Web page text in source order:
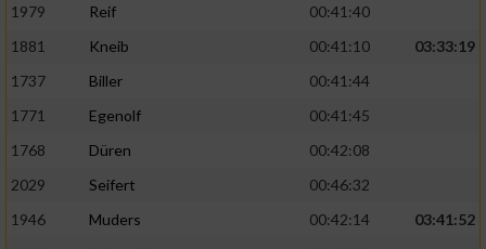
1979
Reif
00:41:40
1881
Kneib 00:41:10
03:33:19
1737
Biller
00:41:44
1771
Egenolf
00:41:45
1768
Düren
00:42:08
2029
Seifert
00:46:32
1946
Muders 00:42:14
03:41:52